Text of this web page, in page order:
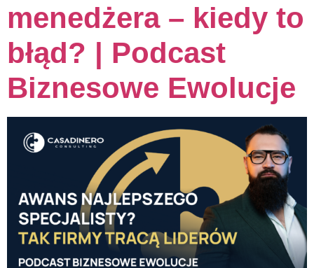
menedżera – kiedy to
błąd? | Podcast
Biznesowe Ewolucje